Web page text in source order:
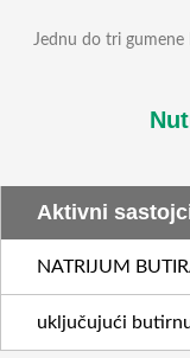
Jednu do tri gumene
Aktivni
NATRIJUM
uključujući